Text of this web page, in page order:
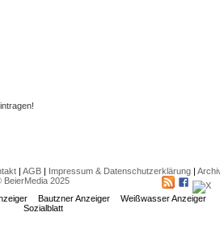
| AGB| Impressum & Datenschutzerklärung|
BeierMedia 2025
Bautzner Anzeiger
Weißwasser Anzeiger
Sozialblatt